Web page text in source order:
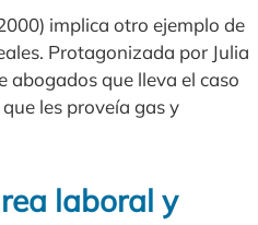
implica otro ejemplo de
Protagonizada por Julia
que lleva el caso
les proveía gas y
laboral y